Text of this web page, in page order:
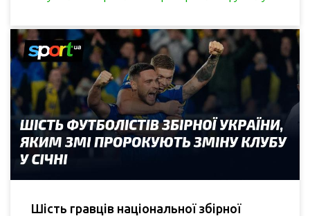
Шість гравців національної збірної